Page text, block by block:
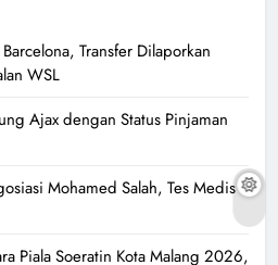
Transfer Dilaporkan
WSL
Ajax dengan Status Pinjaman
Mohamed Salah, Tes Medis
Piala Soeratin Kota Malang 2026,